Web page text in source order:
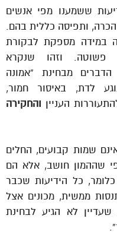
ששמענו מפי אנשים
הכרה, ותפיסה כללית בהם.
במידה מספקת לבקורת
פשוטה. וזהו שנקרא
מבחינת “אמונה
לדת, באיסור חמור,
העניין והחקירה
שמות קבועים, החלים
שההמון חושב, אלא הם
כל הידיעות שכבר
ממשית, מכונים אצל
לא הגיע לבחינת